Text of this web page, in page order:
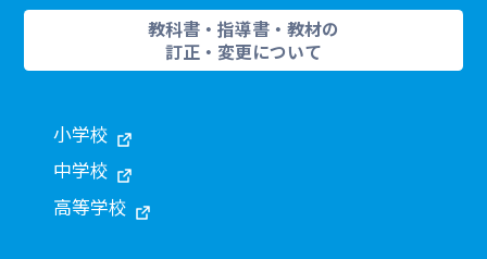
教科書・指導書・教材の
訂正・変更について
小学校
中学校
高等学校